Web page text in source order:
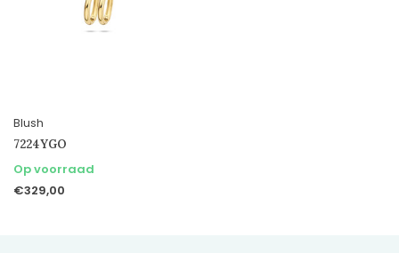
Blush
7224YGO
Op voorraad
€329,00